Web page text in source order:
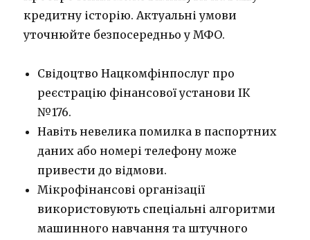
кредитну історію. Актуальні умови
уточнюйте безпосередньо у МФО.
Свідоцтво Нацкомфінпослуг про
реєстрацію фінансової установи ІК
№176.
Навіть невелика помилка в паспортних
даних або номері телефону може
привести до відмови.
Мікрофінансові організації
використовують спеціальні алгоритми
машинного навчання та штучного